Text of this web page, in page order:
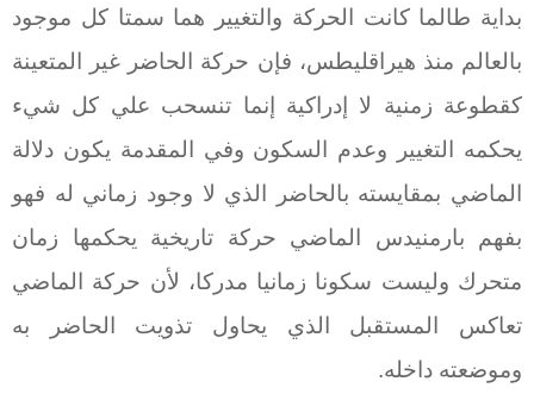
بداية طالما كانت الحركة والتغيير هما سمتا كل موجود
بالعالم منذ هيراقليطس، فإن حركة الحاضر غير المتعينة
كقطوعة زمنية لا إدراكية إنما تنسحب علي كل شيء
يحكمه التغيير وعدم السكون وفي المقدمة يكون دلالة
الماضي بمقايسته بالحاضر الذي لا وجود زماني له فهو
بفهم بارمنيدس الماضي حركة تاريخية يحكمها زمان
متحرك وليست سكونا زمانيا مدركا، لأن حركة الماضي
تعاكس المستقبل الذي يحاول تذويت الحاضر به
وموضعته داخله.